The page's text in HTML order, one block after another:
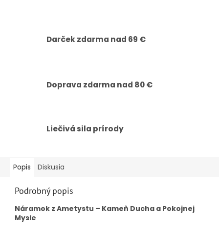
Darček zdarma nad 69 €
Doprava zdarma nad 80 €
Liečivá sila prírody
Popis Diskusia
Podrobný popis
Náramok z Ametystu – Kameň Ducha a Pokojnej
Mysle